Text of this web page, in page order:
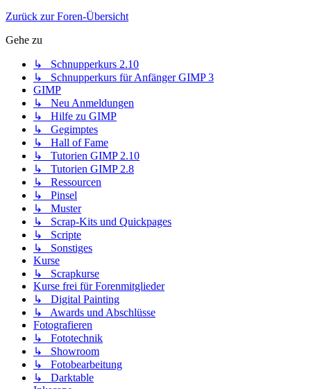
Zurück zur Foren-Übersicht
Gehe zu
↳ Schnupperkurs 2.10
↳ Schnupperkurs für Anfänger GIMP 3
GIMP
↳ Neu Anmeldungen
↳ Hilfe zu GIMP
↳ Gegimptes
↳ Hall of Fame
↳ Tutorien GIMP 2.10
↳ Tutorien GIMP 2.8
↳ Ressourcen
↳ Pinsel
↳ Muster
↳ Scrap-Kits und Quickpages
↳ Scripte
↳ Sonstiges
Kurse
↳ Scrapkurse
Kurse frei für Forenmitglieder
↳ Digital Painting
↳ Awards und Abschlüsse
Fotografieren
↳ Fototechnik
↳ Showroom
↳ Fotobearbeitung
↳ Darktable